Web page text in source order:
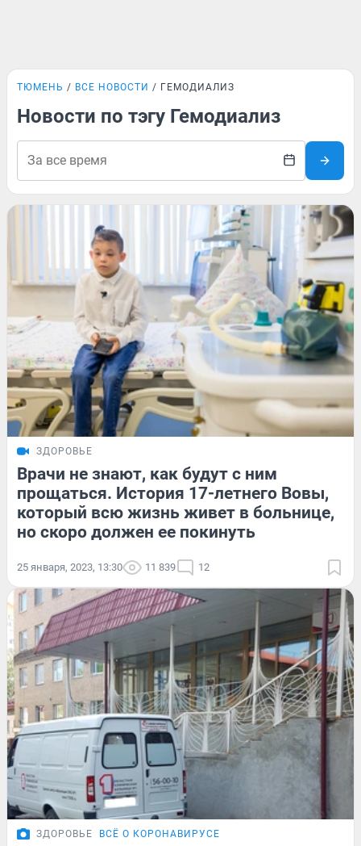
ТЮМЕНЬ ВСЕ НОВОСТИ ГЕМОДИАЛИЗ
Новости по тэгу Гемодиализ
ЗДОРОВЬЕ
Врачи не знают, как будут с ним
прощаться. История 17-летнего Вовы,
который всю жизнь живет в больнице,
но скоро должен ее покинуть
25 января, 2023, 13:30 11 839 12
ЗДОРОВЬЕ ВСЁ О КОРОНАВИРУСЕ